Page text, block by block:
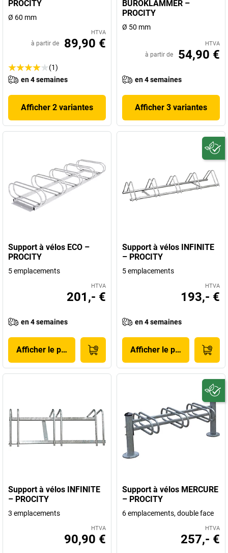
PROCITY
Ø 60 mm
HTVA
à partir de 89,90 €
(1)
en 4 semaines
Afficher 2 variantes
BÜROKLAMMER –
PROCITY
Ø 50 mm
HTVA
à partir de 54,90 €
en 4 semaines
Afficher 3 variantes
Support à vélos ECO –
PROCITY
5 emplacements
HTVA
201,- €
en 4 semaines
Afficher le produit
Support à vélos INFINITE
– PROCITY
5 emplacements
HTVA
193,- €
en 4 semaines
Afficher le produit
Support à vélos INFINITE
– PROCITY
3 emplacements
HTVA
90,90 €
Support à vélos MERCURE
– PROCITY
6 emplacements, double face
HTVA
257,- €